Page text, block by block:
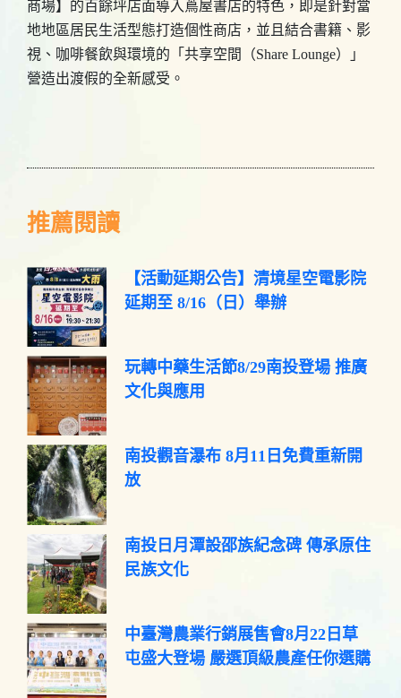
商場】的百餘坪店面導入蔦屋書店的特色，即是針對當
地地區居民生活型態打造個性商店，並且結合書籍、影
視、咖啡餐飲與環境的「共享空間（Share Lounge）」
營造出渡假的全新感受。
推薦閱讀
【活動延期公告】清境星空電影院
延期至 8/16（日）舉辦
玩轉中藥生活節8/29南投登場 推廣
文化與應用
南投觀音瀑布 8月11日免費重新開
放
南投日月潭設邵族紀念碑 傳承原住
民族文化
中臺灣農業行銷展售會8月22日草
屯盛大登場 嚴選頂級農產任你選購